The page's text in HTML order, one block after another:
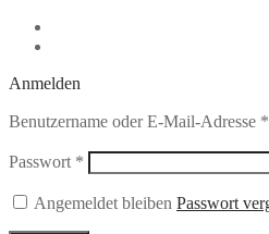
Anmelden
Benutzername oder E-Mail-Adresse *
Passwort * Erforderlich
Angemeldet bleiben Passwort